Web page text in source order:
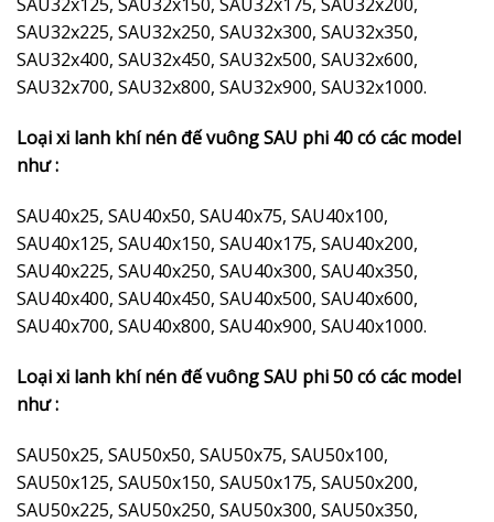
SAU32x125, SAU32x150, SAU32x175, SAU32x200,
SAU32x225, SAU32x250, SAU32x300, SAU32x350,
SAU32x400, SAU32x450, SAU32x500, SAU32x600,
SAU32x700, SAU32x800, SAU32x900, SAU32x1000.
Loại xi lanh khí nén đế vuông SAU phi 40 có các model
như :
SAU40x25, SAU40x50, SAU40x75, SAU40x100,
SAU40x125, SAU40x150, SAU40x175, SAU40x200,
SAU40x225, SAU40x250, SAU40x300, SAU40x350,
SAU40x400, SAU40x450, SAU40x500, SAU40x600,
SAU40x700, SAU40x800, SAU40x900, SAU40x1000.
Loại xi lanh khí nén đế vuông SAU phi 50 có các model
như :
SAU50x25, SAU50x50, SAU50x75, SAU50x100,
SAU50x125, SAU50x150, SAU50x175, SAU50x200,
SAU50x225, SAU50x250, SAU50x300, SAU50x350,